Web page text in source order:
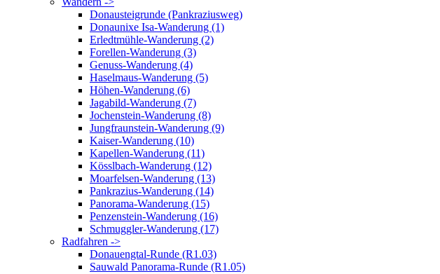
Donausteigrunde (Pankraziusweg)
Donaunixe Isa-Wanderung (1)
Erledtmühle-Wanderung (2)
Forellen-Wanderung (3)
Genuss-Wanderung (4)
Haselmaus-Wanderung (5)
Höhen-Wanderung (6)
Jagabild-Wanderung (7)
Jochenstein-Wanderung (8)
Jungfraunstein-Wanderung (9)
Kaiser-Wanderung (10)
Kapellen-Wanderung (11)
Kösslbach-Wanderung (12)
Moarfelsen-Wanderung (13)
Pankrazius-Wanderung (14)
Panorama-Wanderung (15)
Penzenstein-Wanderung (16)
Schmuggler-Wanderung (17)
Radfahren ->
Donauengtal-Runde (R1.03)
Sauwald Panorama-Runde (R1.05)